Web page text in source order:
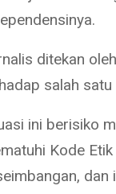
ditekan
salah
ini berisiko
Kode
dan